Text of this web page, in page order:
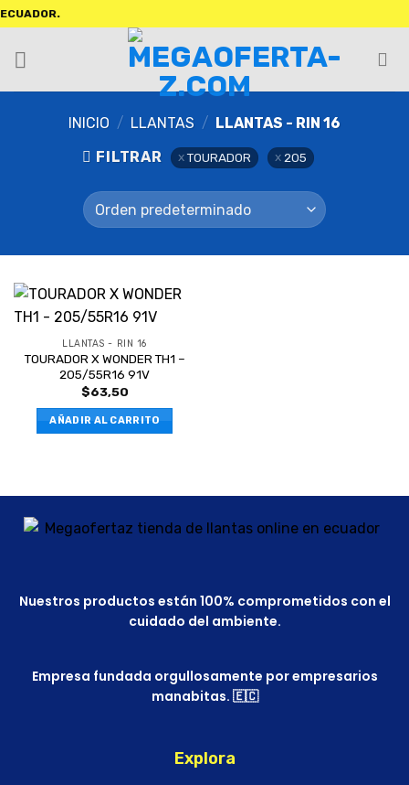
INICIO / LLANTAS / LLANTAS - RIN 16
FILTRAR
TOURADOR 205
LLANTAS - RIN 16
TOURADOR X WONDER TH1 –
205/55R16 91V
$63,50
AÑADIR AL CARRITO
Nuestros productos están 100% comprometidos con el
cuidado del ambiente.
Empresa fundada orgullosamente por empresarios
manabitas. 🇪🇨
Explora